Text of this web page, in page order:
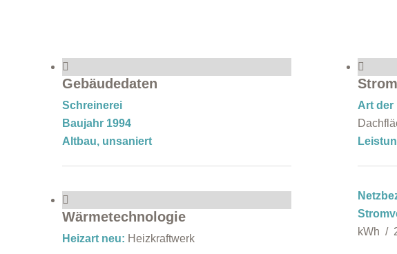
Gebäudedaten
Schreinerei
Baujahr 1994
Altbau, unsaniert
Wärmetechnologie
Heizart neu: Heizkraftwerk
Art der
kWh /